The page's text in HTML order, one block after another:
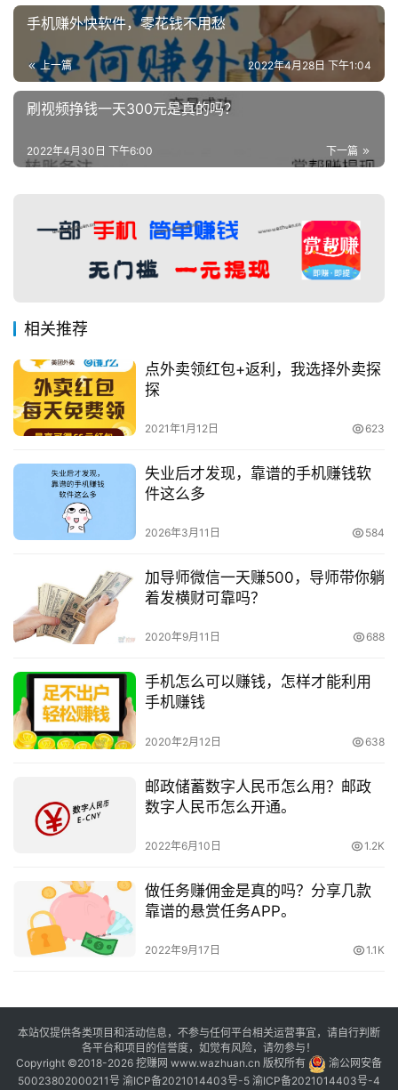
手机赚外快软件，零花钱不用愁
上一篇 2022年4月28日 下午1:04
刷视频挣钱一天300元是真的吗？
下一篇
2022年4月30日 下午6:00
相关推荐
点外卖领红包+返利，我选择外卖探
探
2021年1月12日 623
失业后才发现，靠谱的手机赚钱软
件这么多
2026年3月11日 584
加导师微信一天赚500，导师带你躺
着发横财可靠吗？
2020年9月11日 688
手机怎么可以赚钱，怎样才能利用
手机赚钱
2020年2月12日 638
邮政储蓄数字人民币怎么用？邮政
数字人民币怎么开通。
2022年6月10日 1.2K
做任务赚佣金是真的吗？分享几款
靠谱的悬赏任务APP。
2022年9月17日 1.1K
本站仅提供各类项目和活动信息，不参与任何平台相关运营事宜，请自行判断
各平台和项目的信誉度，如觉有风险，请勿参与！
Copyright ©2018-2026 挖赚网 www.wazhuan.cn 版权所有
渝公网安备
50023802000211号 渝ICP备2021014403号-5 渝ICP备2021014403号-4